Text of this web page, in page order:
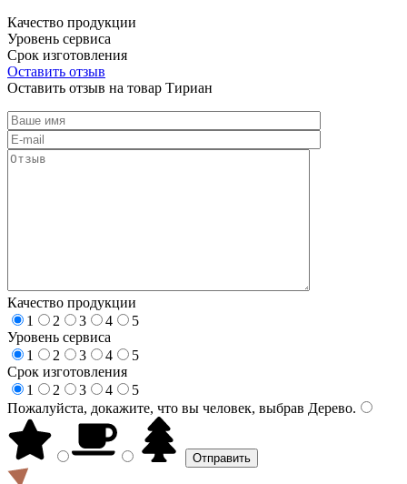
Качество продукции
Уровень сервиса
Срок изготовления
Оставить отзыв
Оставить отзыв на товар Тириан
Качество продукции
1
2 3 4
5
Уровень сервиса
1
2 3 4
5
Срок изготовления
1
2 3 4
5
Пожалуйста, докажите, что вы человек, выбрав Дерево.